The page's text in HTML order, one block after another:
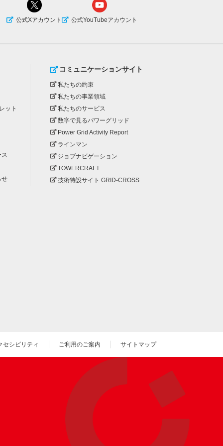
公式Xアカウント 公式YouTubeアカウント
ット
ス
せ
コミュニケーションサイト
私たちの約束
私たちの事業領域
私たちのサービス
数字で見るパワーグリッド
Power Grid Activity Report
ラインマン
ジョブナビゲーション
TOWERCRAFT
技術特設サイト GRID-CROSS
セシビリティ ご利用のご案内 サイトマップ